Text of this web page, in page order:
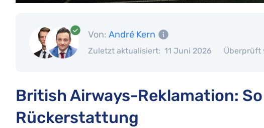
Von: André Kern
Zuletzt aktualisiert: 11 Juni 2026 Überprüft
British Airways-Reklamation:
Rückerstattung